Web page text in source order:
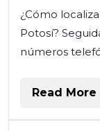
en
Tarrasa
¿Cómo
Potosí?
números
Read More